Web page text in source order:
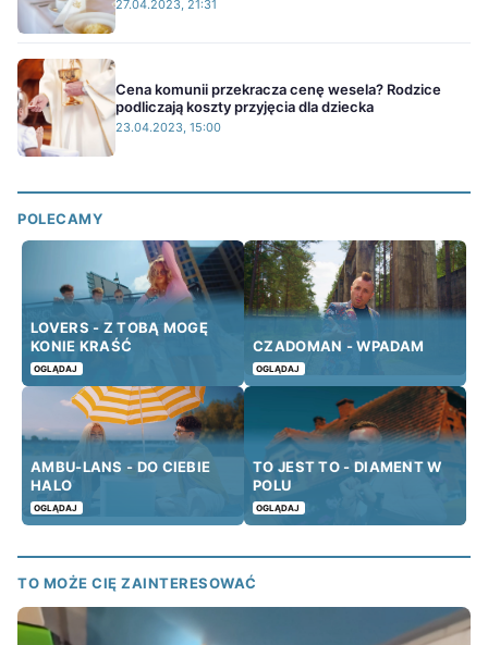
27.04.2023, 21:31
Cena komunii przekracza cenę wesela? Rodzice
podliczają koszty przyjęcia dla dziecka
23.04.2023, 15:00
POLECAMY
LOVERS - Z TOBĄ MOGĘ
KONIE KRAŚĆ
OGLĄDAJ
CZADOMAN - WPADAM
OGLĄDAJ
AMBU-LANS - DO CIEBIE
HALO
OGLĄDAJ
TO JEST TO - DIAMENT W
POLU
OGLĄDAJ
TO MOŻE CIĘ ZAINTERESOWAĆ